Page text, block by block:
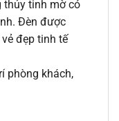
thủy tinh mờ có
Đèn được
đẹp tinh tế
phòng khách,